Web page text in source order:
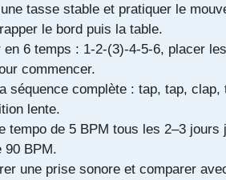
tasse stable et pratiquer le
le bord puis la table.
en 6 temps : 1-2-(3)-4-5-6, placer
commencer.
séquence complète : tap, tap, clap,
lente.
tempo de 5 BPM tous les 2–3 jours
90 BPM.
une prise sonore et comparer